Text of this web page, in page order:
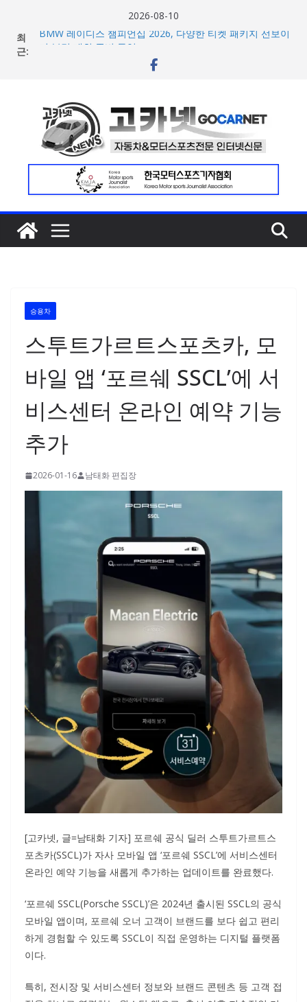
2026-08-10
최
근:
BMW 레이디스 챔피언십 2026, 다양한 티켓 패키지 선보이
현대차·기아, ‘2026 레드닷 어워드’에서 최우수상 2개·본상
‘BMW 샵 온라인’ 판매 개시
벤틀리, 첫 순수 전기 어반 럭셔리 SUV 토르칼 탑재될 ‘큐레
이션 엔진’ 공개
벤틀리서울, 광주 신세계백화점에서 호남지역 최초 브랜드
팝업 오픈
승용차
스투트가르트스포츠카, 모
바일 앱 ‘포르쉐 SSCL’에 서
비스센터 온라인 예약 기능
추가
2026-01-16 남태화 편집장
[고카넷, 글=남태화 기자] 포르쉐 공식 딜러 스투트가르트스
포츠카(SSCL)가 자사 모바일 앱 ‘포르쉐 SSCL’에 서비스센터
온라인 예약 기능을 새롭게 추가하는 업데이트를 완료했다.
‘포르쉐 SSCL(Porsche SSCL)’은 2024년 출시된 SSCL의 공식
모바일 앱이며, 포르쉐 오너 고객이 브랜드를 보다 쉽고 편리
하게 경험할 수 있도록 SSCL이 직접 운영하는 디지털 플랫폼
이다.
특히, 전시장 및 서비스센터 정보와 브랜드 콘텐츠 등 고객 접